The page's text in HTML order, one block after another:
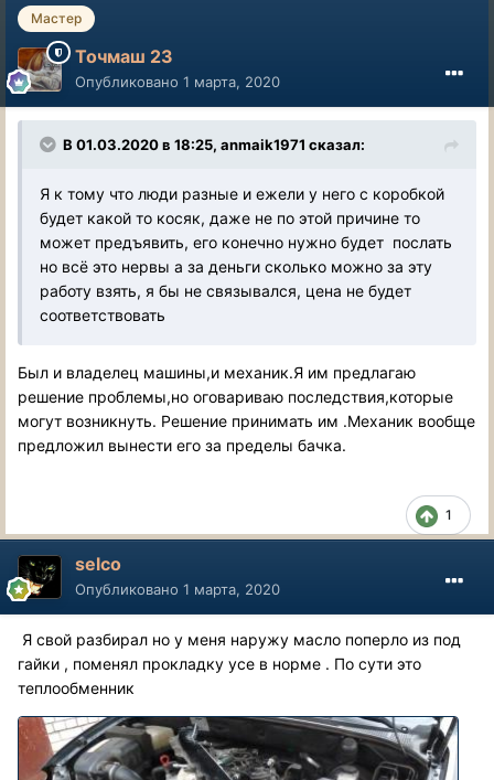
Мастер
Точмаш 23
Опубликовано 1 марта, 2020
В 01.03.2020 в 18:25, anmaik1971 сказал:
Я к тому что люди разные и ежели у него с коробкой
будет какой то косяк, даже не по этой причине то
может предъявить, его конечно нужно будет послать
но всё это нервы а за деньги сколько можно за эту
работу взять, я бы не связывался, цена не будет
соответствовать
Был и владелец машины,и механик.Я им предлагаю
решение проблемы,но оговариваю последствия,которые
могут возникнуть. Решение принимать им .Механик вообще
предложил вынести его за пределы бачка.
1
selco
Опубликовано 1 марта, 2020
Я свой разбирал но у меня наружу масло поперло из под
гайки , поменял прокладку усе в норме . По сути это
теплообменник